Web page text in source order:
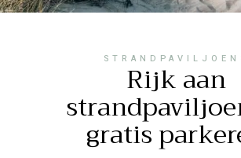
Rijk aan
gratis